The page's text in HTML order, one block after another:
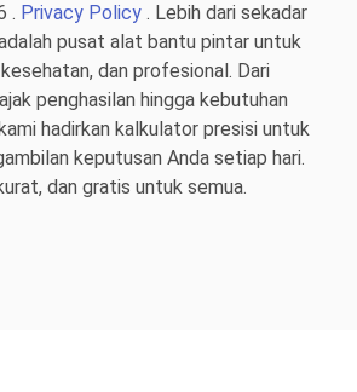
. Privacy Policy. Lebih dari sekadar
pusat alat bantu pintar untuk
dan profesional. Dari
penghasilan hingga kebutuhan
hadirkan kalkulator presisi untuk
keputusan Anda setiap hari.
dan gratis untuk semua.